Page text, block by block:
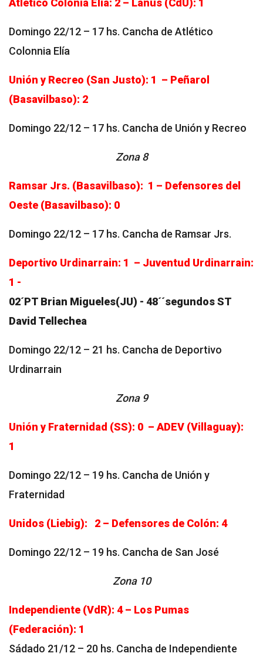
Atlético Colonia Elía: 2 – Lanús (CdU): 1
Domingo 22/12 – 17 hs. Cancha de Atlético
Colonnia Elía
Unión y Recreo (San Justo): 1 – Peñarol
(Basavilbaso): 2
Domingo 22/12 – 17 hs. Cancha de Unión y Recreo
Zona 8
Ramsar Jrs. (Basavilbaso): 1 – Defensores del
Oeste (Basavilbaso): 0
Domingo 22/12 – 17 hs. Cancha de Ramsar Jrs.
Deportivo Urdinarrain: 1 – Juventud Urdinarrain:
1 -
02´PT Brian Migueles(JU) - 48´´segundos ST
David Tellechea
Domingo 22/12 – 21 hs. Cancha de Deportivo
Urdinarrain
Zona 9
Unión y Fraternidad (SS): 0 – ADEV (Villaguay):
1
Domingo 22/12 – 19 hs. Cancha de Unión y
Fraternidad
Unidos (Liebig): 2 – Defensores de Colón: 4
Domingo 22/12 – 19 hs. Cancha de San José
Zona 10
Independiente (VdR): 4 – Los Pumas
(Federación): 1
Sádado 21/12 – 20 hs. Cancha de Independiente